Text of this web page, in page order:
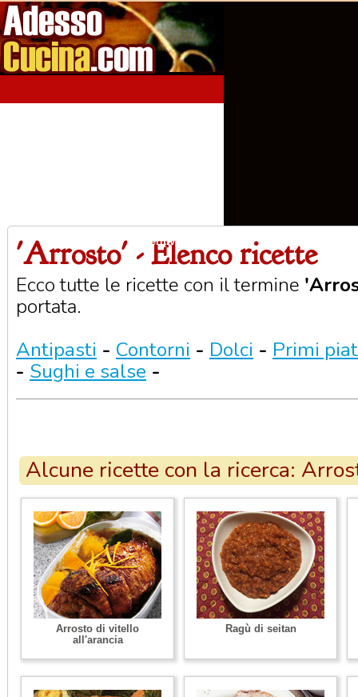
Aperitivi
'Arrosto' - Elenco ricette
Ecco tutte le ricette con il termine
portata.
Antipasti - Contorni - Dolci - Primi
- Sughi e salse -
Alcune ricette con la ricerca:
Arrosto di vitello
all'arancia
Ragù di seitan